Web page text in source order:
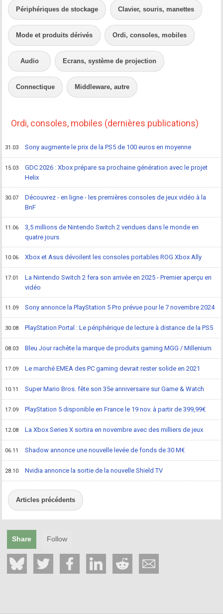
Périphériques de stockage Clavier, souris, manettes
Mode et produits dérivés Ordi, consoles, mobiles
Audio Ecrans, système de projection
Connectique Middleware, autre
Ordi, consoles, mobiles (dernières publications)
31.03 Sony augmente le prix de la PS5 de 100 euros en moyenne
15.03
GDC 2026 : Xbox prépare sa prochaine génération avec le projet
Helix
30.07
Découvrez - en ligne - les premières consoles de jeux vidéo à la
BnF
11.06
3,5 millions de Nintendo Switch 2 vendues dans le monde en
quatre jours
10.06 Xbox et Asus dévoilent les consoles portables ROG Xbox Ally
17.01
La Nintendo Switch 2 fera son arrivée en 2025 - Premier aperçu en
vidéo
11.09 Sony annonce la PlayStation 5 Pro prévue pour le 7 novembre 2024
30.08 PlayStation Portal : Le périphérique de lecture à distance de la PS5
08.03 Bleu Jour rachète la marque de produits gaming MGG / Millenium
17.09 Le marché EMEA des PC gaming devrait rester solide en 2021
10.11 Super Mario Bros. fête son 35e anniversaire sur Game & Watch
17.09 PlayStation 5 disponible en France le 19 nov. à partir de 399,99€
12.08 La Xbox Series X sortira en novembre avec des milliers de jeux
06.11 Shadow annonce une nouvelle levée de fonds de 30 M€
28.10 Nvidia annonce la sortie de la nouvelle Shield TV
Articles précédents
Share Follow